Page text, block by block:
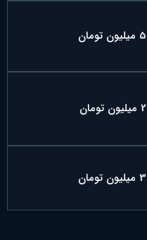
5 میلیون تومان
2 میلیون تومان
3 میلیون تومان